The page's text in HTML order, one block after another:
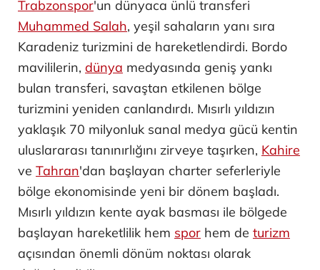
Trabzonspor'un dünyaca ünlü transferi
Muhammed Salah, yeşil sahaların yanı sıra
Karadeniz turizmini de hareketlendirdi. Bordo
mavililerin, dünya medyasında geniş yankı
bulan transferi, savaştan etkilenen bölge
turizmini yeniden canlandırdı. Mısırlı yıldızın
yaklaşık 70 milyonluk sanal medya gücü kentin
uluslararası tanınırlığını zirveye taşırken, Kahire
ve Tahran'dan başlayan charter seferleriyle
bölge ekonomisinde yeni bir dönem başladı.
Mısırlı yıldızın kente ayak basması ile bölgede
başlayan hareketlilik hem spor hem de turizm
açısından önemli dönüm noktası olarak